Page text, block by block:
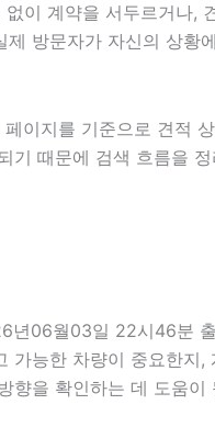
계약을 서두르거나,
방문자가 자신의 상
페이지를 기준으로 견적
때문에 검색 흐름을
06월03일 22시46분
능한 차량이 중요한
을 확인하는 데 도움